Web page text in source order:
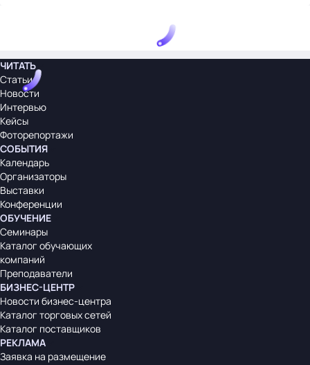
ЧИТАТЬ
Статьи
Новости
Интервью
Кейсы
Фоторепортажи
СОБЫТИЯ
Календарь
Организаторы
Выставки
Конференции
ОБУЧЕНИЕ
Семинары
Каталог обучающих
компаний
Преподаватели
БИЗНЕС-ЦЕНТР
Новости бизнес-центра
Каталог торговых сетей
Каталог поставщиков
РЕКЛАМА
Заявка на размещение